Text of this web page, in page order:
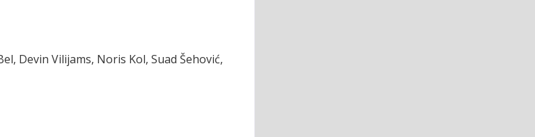
Devin Vilijams, Noris Kol, Suad Šehović,